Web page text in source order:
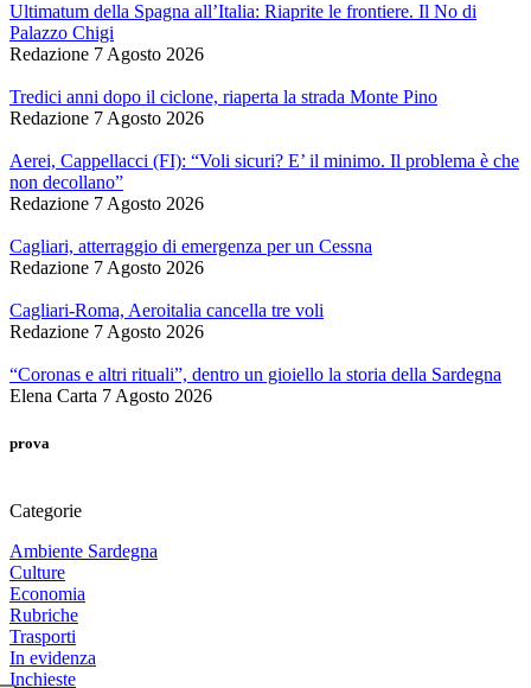
Ultimatum della Spagna all’Italia: Riaprite le frontiere. Il No di
Palazzo Chigi
Redazione 7 Agosto 2026
Tredici anni dopo il ciclone, riaperta la strada Monte Pino
Redazione 7 Agosto 2026
Aerei, Cappellacci (FI): “Voli sicuri? E’ il minimo. Il problema è che
non decollano”
Redazione 7 Agosto 2026
Cagliari, atterraggio di emergenza per un Cessna
Redazione 7 Agosto 2026
Cagliari-Roma, Aeroitalia cancella tre voli
Redazione 7 Agosto 2026
“Coronas e altri rituali”, dentro un gioiello la storia della Sardegna
Elena Carta 7 Agosto 2026
prova
Categorie
Ambiente Sardegna
Culture
Economia
Rubriche
Trasporti
In evidenza
Inchieste